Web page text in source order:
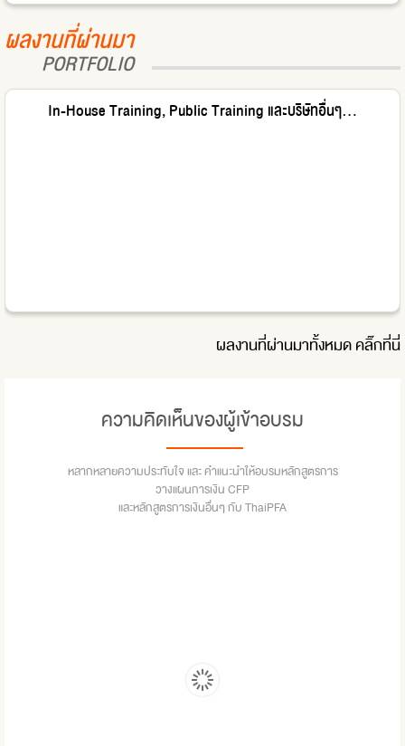
ผลงานที่ผ่านมา
PORTFOLIO
In-House Training, Public Training และบริษัทอื่นๆ...
ผลงานที่ผ่านมาทั้งหมดคลิ๊กที่นี่
ความคิดเห็นของผู้เข้าอบรม
หลากหลายความประทับใจ และ คำแนะนำให้อบรมหลักสูตรการ
วางแผนการเงิน CFP
และหลักสูตรการเงินอื่นๆ กับ ThaiPFA